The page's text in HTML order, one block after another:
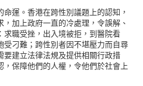
運。香港在跨性別議題上的認知，
加上政府一直的冷處理，令誤解、
職受挫，出入境被拒，到醫院看
刁難；跨性別者因不堪壓力而自尋
建立法律法規及提供相關行政措
保障他們的人權，令他們於社會上